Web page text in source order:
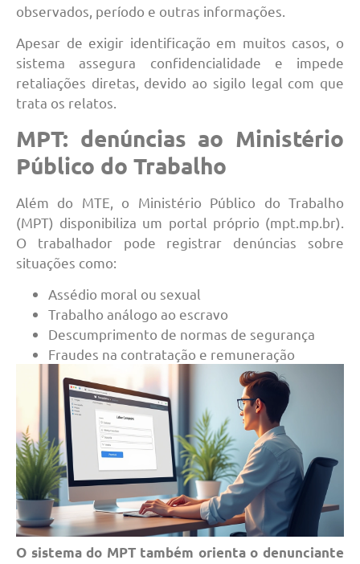
observados, período e outras informações.
Apesar de exigir identificação em muitos casos, o
sistema assegura confidencialidade e impede
retaliações diretas, devido ao sigilo legal com que
trata os relatos.
MPT: denúncias ao Ministério
Público do Trabalho
Além do MTE, o Ministério Público do Trabalho
(MPT) disponibiliza um portal próprio (mpt.mp.br).
O trabalhador pode registrar denúncias sobre
situações como:
Assédio moral ou sexual
Trabalho análogo ao escravo
Descumprimento de normas de segurança
Fraudes na contratação e remuneração
O sistema do MPT também orienta o denunciante